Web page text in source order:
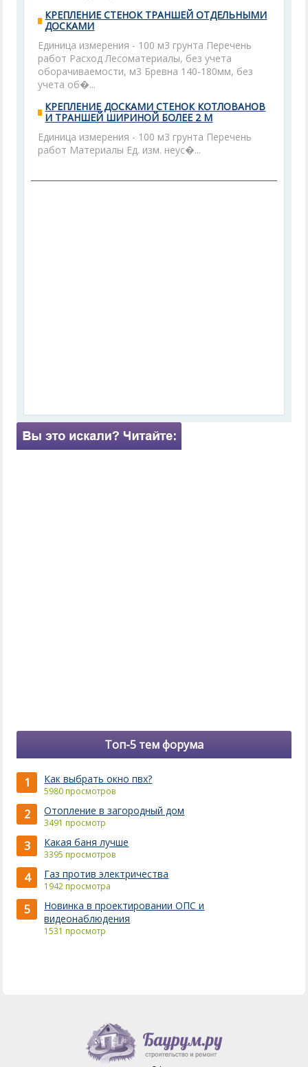
КРЕПЛЕНИЕ СТЕНОК ТРАНШЕЙ ОТДЕЛЬНЫМИ
ДОСКАМИ
Единица измерения - 100 м3 грунта Перечень
работ Расход Лесоматериалы, без учета
оборачиваемости, м3 Бревна 140-180мм, без
учета об�...
КРЕПЛЕНИЕ ДОСКАМИ СТЕНОК КОТЛОВАНОВ
И ТРАНШЕЙ ШИРИНОЙ БОЛЕЕ 2 М
Единица измерения - 100 м3 грунта Перечень
работ Материалы Ед. изм. неус�...
Топ-5 тем форума
1 Как выбрать окно пвх?
5980 просмотров
2 Отопление в загородный дом
3491 просмотр
3 Какая баня лучше
3395 просмотров
4 Газ против электричества
1942 просмотра
5
Новинка в проектировании ОПС и
видеонаблюдения
1531 просмотр